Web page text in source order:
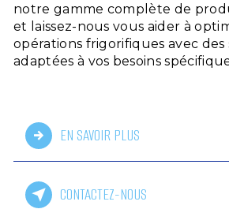
notre gamme complète de
et laissez-nous vous aider à
opérations frigorifiques avec des
adaptées à vos besoins
EN SAVOIR PLUS
CONTACTEZ-NOUS